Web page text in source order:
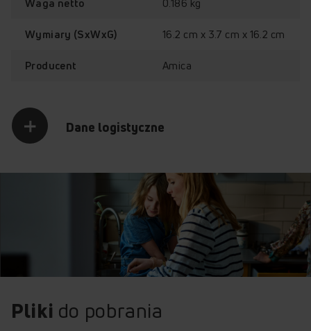
Waga netto 0.186 kg
Wymiary (SxWxG) 16.2 cm x 3.7 cm x 16.2 cm
Producent Amica
Dane logistyczne
Pliki do pobrania